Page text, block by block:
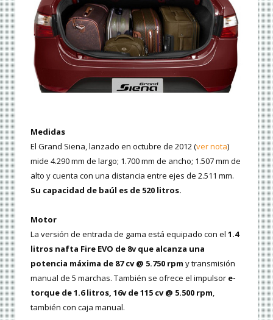
Medidas
El Grand Siena, lanzado en octubre de 2012 (ver nota)
mide 4.290 mm de largo; 1.700 mm de ancho; 1.507 mm de
alto y cuenta con una distancia entre ejes de 2.511 mm.
Su capacidad de baúl es de 520 litros.
Motor
La versión de entrada de gama está equipado con el 1.4
litros nafta Fire EVO de 8v que alcanza una
potencia máxima de 87 cv @ 5.750 rpm y transmisión
manual de 5 marchas. También se ofrece el impulsor e-
torque de 1.6 litros, 16v de 115 cv @ 5.500 rpm,
también con caja manual.